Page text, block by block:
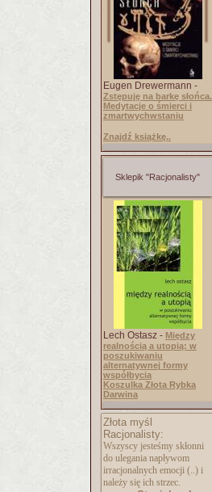
Eugen Drewermann -
Zstępuję na barkę słońca.
Medytacje o śmierci i
zmartwychwstaniu
Znajdź książkę..
Sklepik "Racjonalisty"
Lech Ostasz - Między
realnością a utopią: w
poszukiwaniu
alternatywnej formy
współbycia
Koszulka Złota Rybka
Darwina
Złota myśl
Racjonalisty:
Wszyscy jesteśmy skłonni
do ulegania napływom
irracjonalnych emocji (..) i
należy się ich strzec.